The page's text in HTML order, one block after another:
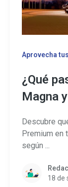
Aprovecha
¿Qué
Magna
Descubre
Premium en
según ...
18 de